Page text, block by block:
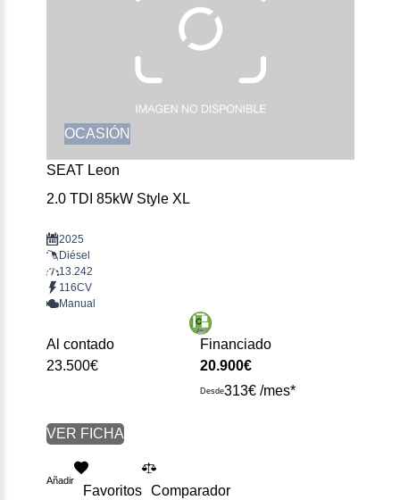
OCASIÓN
SEAT Leon
2.0 TDI 85kW Style XL
2025
Diésel
13.242
116CV
Manual
Al contado
23.500€
Financiado
20.900€
Desde313€ /mes*
VER FICHA
Añadir
Favoritos Comparador